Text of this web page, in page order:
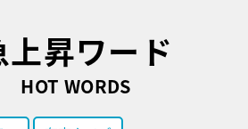
上昇ワード
HOT WORDS